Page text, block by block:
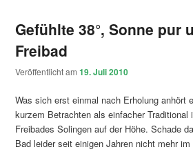
Gefühlte 38°, Sonne pur
Freibad
Veröffentlicht am19. Juli 2010
Was sich erst einmal nach Erholung anhört
kurzem Betrachten als einfacher Traditional
Freibades Solingen auf der Höhe. Schade
Bad leider seit einigen Jahren nicht mehr